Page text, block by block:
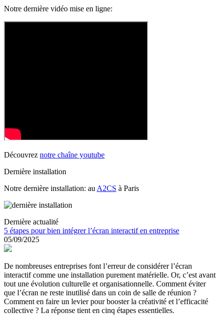
Notre dernière vidéo mise en ligne:
Découvrez notre chaîne youtube
Dernière installation
Notre dernière installation: au A2CS à Paris
Dernière actualité
5 étapes pour bien intégrer l’écran interactif en entreprise
05/09/2025
De nombreuses entreprises font l’erreur de considérer l’écran
interactif comme une installation purement matérielle. Or, c’est avant
tout une évolution culturelle et organisationnelle. Comment éviter
que l’écran ne reste inutilisé dans un coin de salle de réunion ?
Comment en faire un levier pour booster la créativité et l’efficacité
collective ? La réponse tient en cinq étapes essentielles.